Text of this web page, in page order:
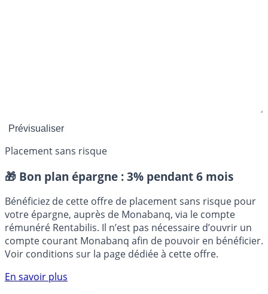
Placement sans risque
🎁 Bon plan épargne : 3% pendant 6 mois
Bénéficiez de cette offre de placement sans risque pour
votre épargne, auprès de Monabanq, via le compte
rémunéré Rentabilis. Il n’est pas nécessaire d’ouvrir un
compte courant Monabanq afin de pouvoir en bénéficier.
Voir conditions sur la page dédiée à cette offre.
En savoir plus